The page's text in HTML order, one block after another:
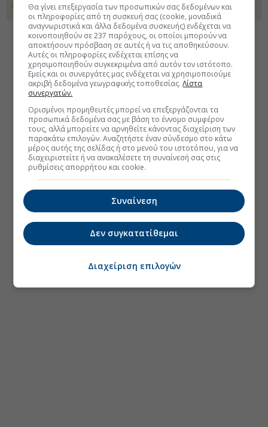
Προσθέστε το euro2day.gr στο Discover
Θα γίνει επεξεργασία των προσωπικών σας δεδομένων και
οι πληροφορίες από τη συσκευή σας (cookie, μοναδικά
αναγνωριστικά και άλλα δεδομένα συσκευής) ενδέχεται να
κοινοποιηθούν σε 237 παρόχους, οι οποίοι μπορούν να
αποκτήσουν πρόσβαση σε αυτές ή να τις αποθηκεύσουν.
Αυτές οι πληροφορίες ενδέχεται επίσης να
χρησιμοποιηθούν συγκεκριμένα από αυτόν τον ιστότοπο.
Εμείς και οι συνεργάτες μας ενδέχεται να χρησιμοποιούμε
ακριβή δεδομένα γεωγραφικής τοποθεσίας.Λίστα
συνεργατών.
Ορισμένοι προμηθευτές μπορεί να επεξεργάζονται τα
προσωπικά δεδομένα σας με βάση το έννομο συμφέρον
τους, αλλά μπορείτε να αρνηθείτε κάνοντας διαχείριση των
παρακάτω επιλογών. Αναζητήστε έναν σύνδεσμο στο κάτω
μέρος αυτής της σελίδας ή στο μενού του ιστοτόπου, για να
διαχειριστείτε ή να ανακαλέσετε τη συναίνεσή σας στις
ρυθμίσεις απορρήτου και cookie.
Συναίνεση
Δεν συγκατατίθεμαι
Διαχείριση επιλογών